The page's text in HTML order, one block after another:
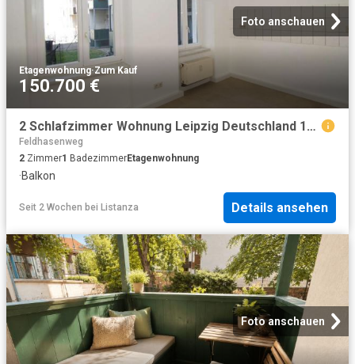
Foto anschauen
Etagenwohnung·Zum Kauf
150.700 €
2 Schlafzimmer Wohnung Leipzig Deutschland 104365121
Feldhasenweg
2 Zimmer1 BadezimmerEtagenwohnung
·Balkon
Seit 2 Wochen bei Listanza Details ansehen
Foto anschauen